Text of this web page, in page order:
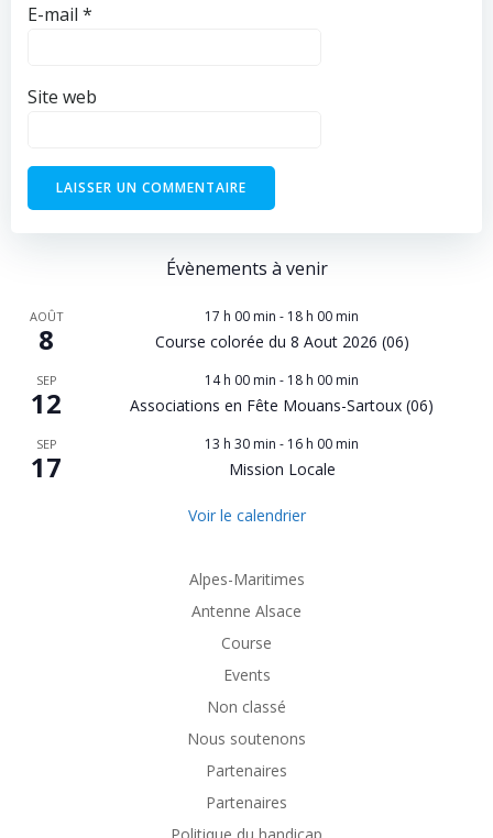
E-mail *
Site web
Évènements à venir
AOÛT
8
17 h 00 min - 18 h 00 min
Course colorée du 8 Aout 2026 (06)
SEP
12
14 h 00 min - 18 h 00 min
Associations en Fête Mouans-Sartoux (06)
SEP
17
13 h 30 min - 16 h 00 min
Mission Locale
Voir le calendrier
Alpes-Maritimes
Antenne Alsace
Course
Events
Non classé
Nous soutenons
Partenaires
Partenaires
Politique du handicap